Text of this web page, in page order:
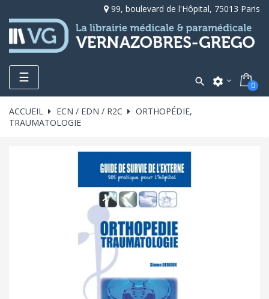
99, boulevard de l'Hôpital, 75013 Paris
Toggle
navigation
☰  settings 0
ACCUEIL ECN / EDN / R2C
ORTHOPÉDIE,
TRAUMATOLOGIE